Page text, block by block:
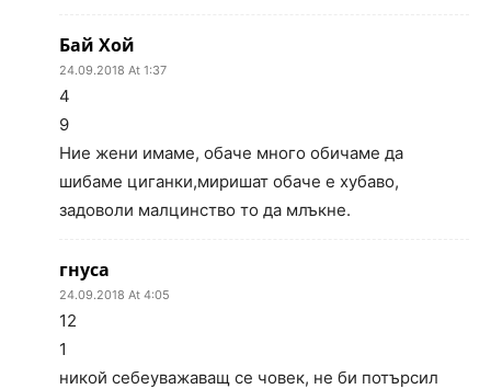
Бай Хой
24.09.2018 At 1:37
4
9
Ние жени имаме, обаче много обичаме да
шибаме циганки,миришат обаче е хубаво,
задоволи малцинство то да млъкне.
гнуса
24.09.2018 At 4:05
12
1
никой себеуважаващ се човек, не би потърсил